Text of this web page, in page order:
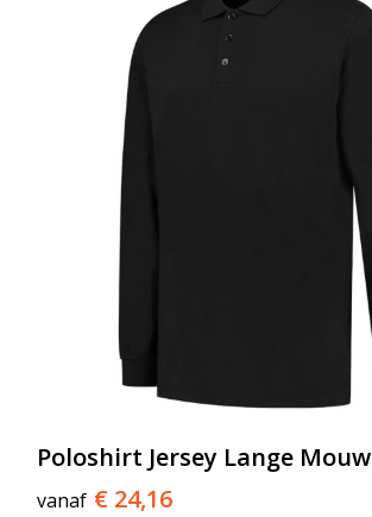
Poloshirt Jersey Lange Mouw
vanaf € 24,16